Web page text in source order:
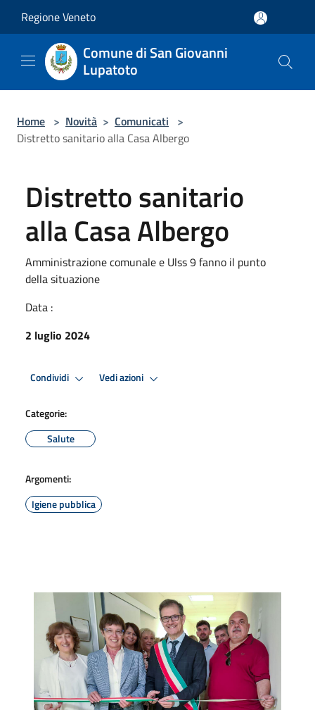
Regione Veneto
Comune di San Giovanni
Lupatoto
Home > Novità > Comunicati >
Distretto sanitario alla Casa Albergo
Distretto sanitario
alla Casa Albergo
Amministrazione comunale e Ulss 9 fanno il punto
della situazione
Data :
2 luglio 2024
Condividi Vedi azioni
Categorie:
Salute
Argomenti:
Igiene pubblica